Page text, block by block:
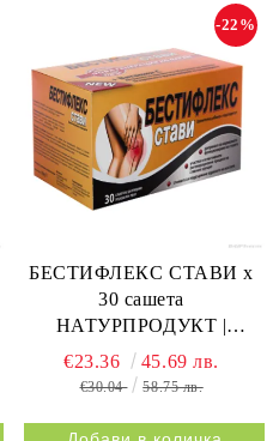
БЕСТИФЛЕКС СТАВИ х
30 сашета
НАТУРПРОДУКТ |
BESTIFLEX JOINTS 30s
NATURPRODUKT
-22%
€23.36 45.69 лв.
€30.04 58.75 лв.